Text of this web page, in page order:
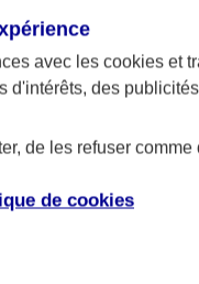
avec les cookies et
d'intérêts, des
de les refuser
de cookies